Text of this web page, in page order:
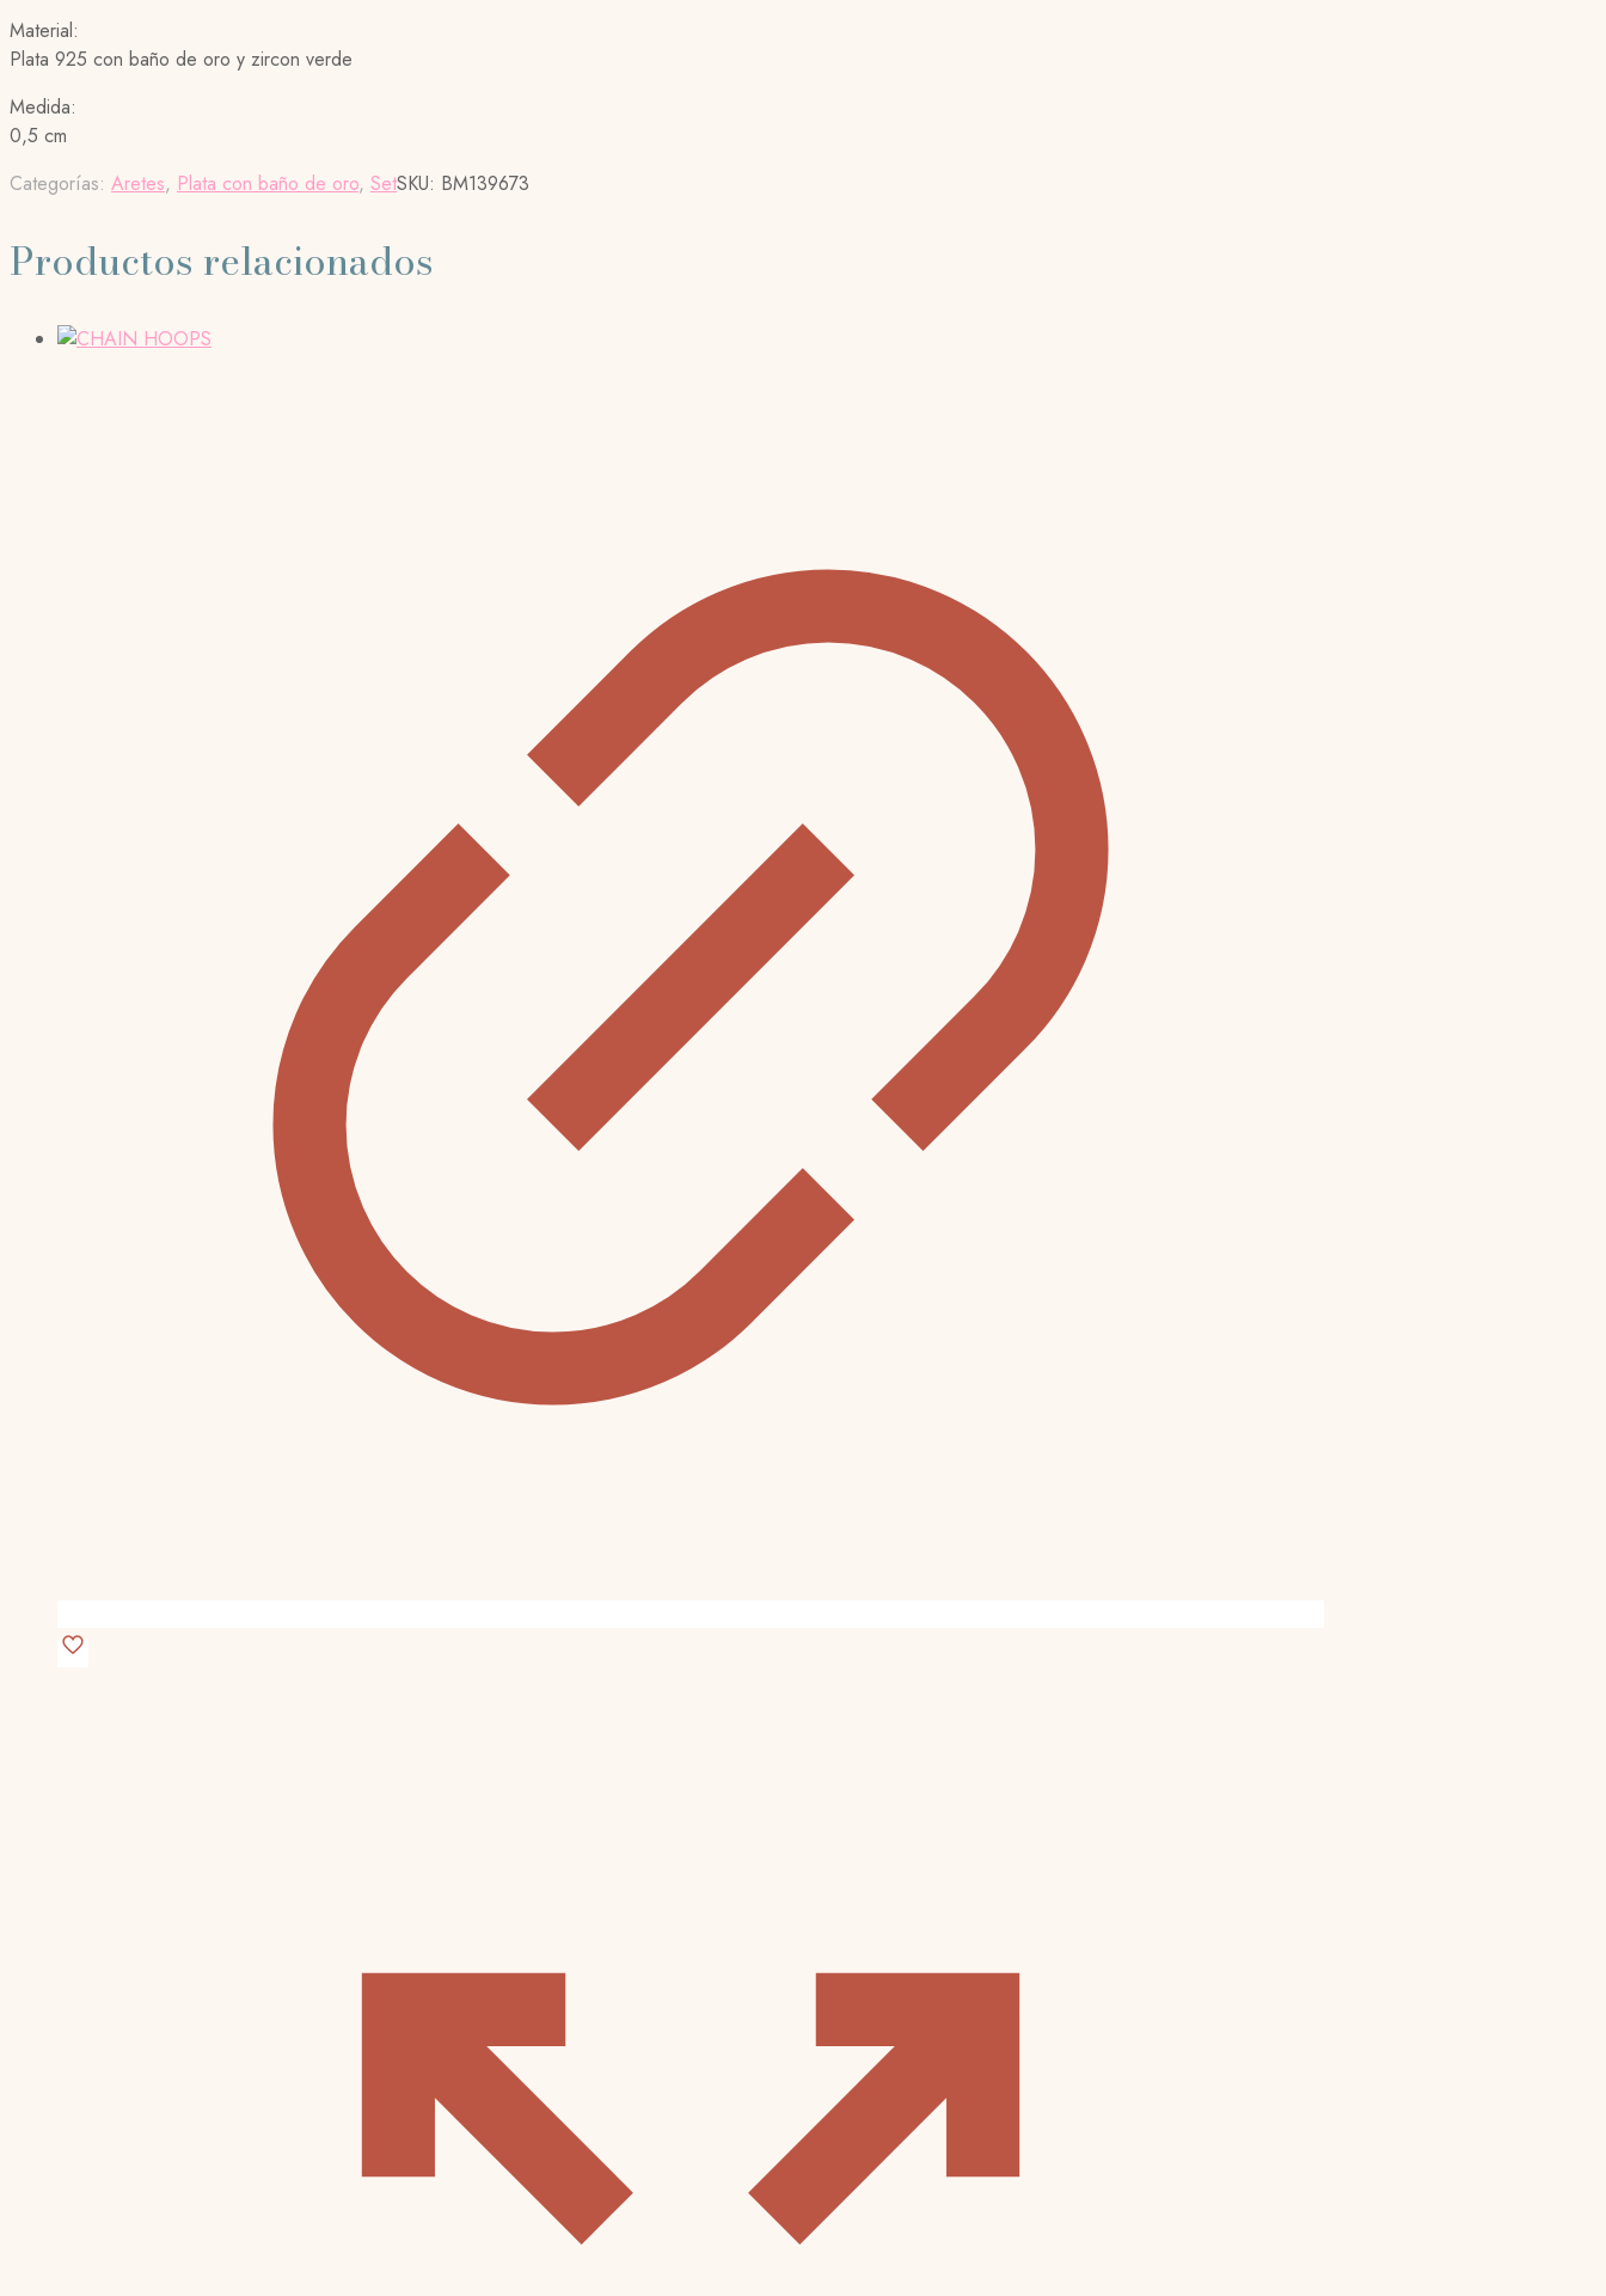
Material:
Plata 925 con baño de oro y zircon verde
Medida:
0,5 cm
Categorías: Aretes, Plata con baño de oro, SetSKU: BM139673
Productos relacionados